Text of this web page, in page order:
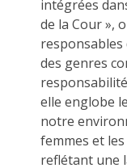
intégrées
de la Cour »,
responsables
des genres
elle englobe
notre
femmes et
reflétant une